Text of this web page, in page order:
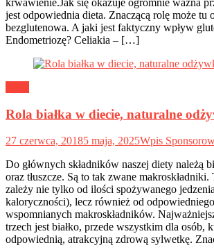
krwawienie.Jak się okazuje ogromnie ważna
jest odpowiednia dieta. Znaczącą rolę może tu
bezglutenowa. A jaki jest faktyczny wpływ
Endometriozę? Celiakia – […]
Rola białka w diecie, naturalne
27 czerwca, 20185 maja, 2025Wpis
Do głównych składników naszej diety należą
oraz tłuszcze. Są to tak zwane
zależy nie tylko od ilości spożywanego
kaloryczności), lecz również od
wspomnianych makroskładników.
trzech jest białko, przede wszystkim dla osób,
odpowiednią, atrakcyjną zdrową sylwetkę.